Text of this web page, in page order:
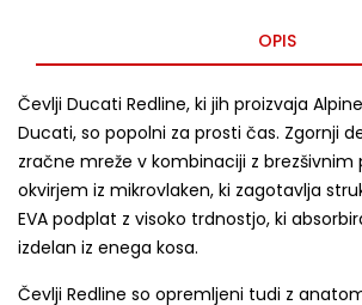
OPIS
Čevlji Ducati Redline, ki jih proizvaja
Ducati, so popolni za prosti čas. Zgornji
zračne mreže v kombinaciji z brezšivnim
okvirjem iz mikrovlaken, ki zagotavlja
EVA podplat z visoko trdnostjo, ki
izdelan iz enega kosa.
Čevlji Redline so opremljeni tudi z